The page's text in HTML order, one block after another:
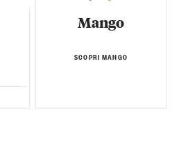
Mango
SCOPRI MANGO